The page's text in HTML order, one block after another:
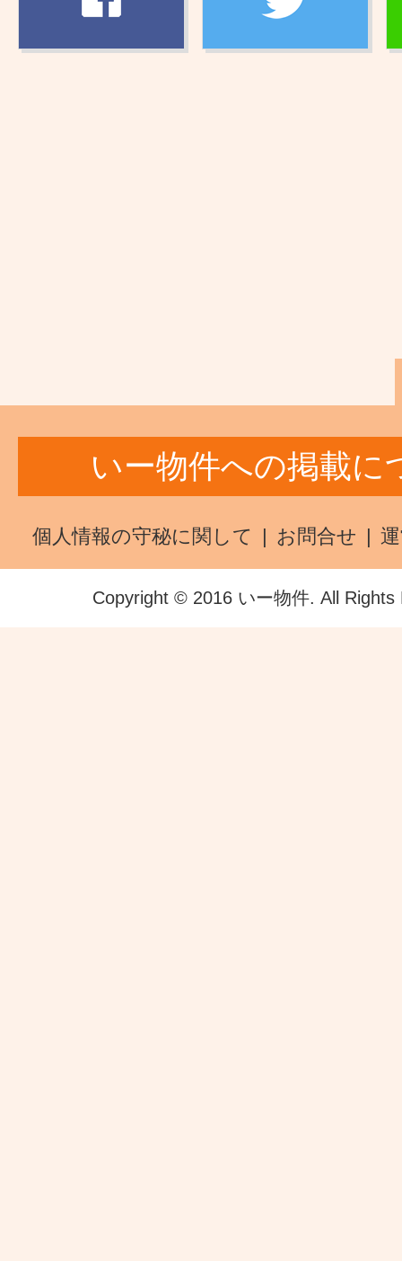
いー物件への掲載に
個人情報の守秘に関して お問合せ
Copyright © 2016 いー物件. All Rights